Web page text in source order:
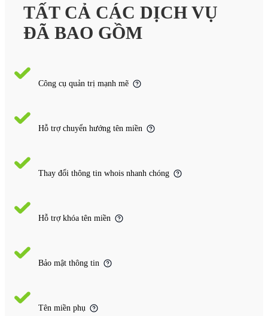
TẤT CẢ CÁC DỊCH VỤ
ĐÃ BAO GỒM
Công cụ quản trị mạnh mẽ
Hỗ trợ chuyển hướng tên miền
Thay đổi thông tin whois nhanh chóng
Hỗ trợ khóa tên miền
Bảo mật thông tin
Tên miền phụ